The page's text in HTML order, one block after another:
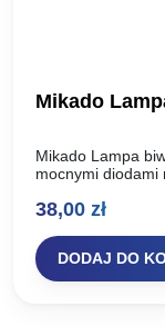
Mikado
Mikado Lampa
mocnymi diodami
AML01-8006
38,00 zł
DODAJ DO